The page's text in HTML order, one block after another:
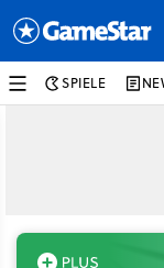
SPIELE